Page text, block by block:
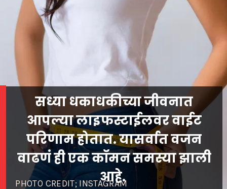
PHOTO CREDIT; INSTAGRAM
सध्या धकाधकीच्या जीवनात
आपल्या लाइफस्टाईलवर वाईट
परिणाम होतात. यासर्वात वजन
वाढणं ही एक कॉमन समस्या झाली
आहे.